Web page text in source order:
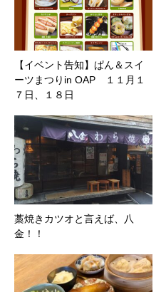
【イベント告知】ぱん＆スイ
ーツまつりin OAP １１月１
７日、１８日
藁焼きカツオと言えば、八
金！！